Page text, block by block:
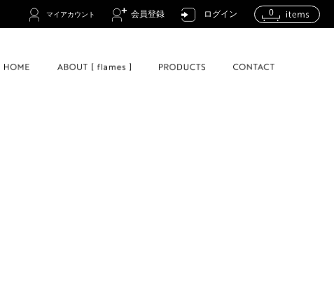
0
ログイン
会員登録
マイアカウント